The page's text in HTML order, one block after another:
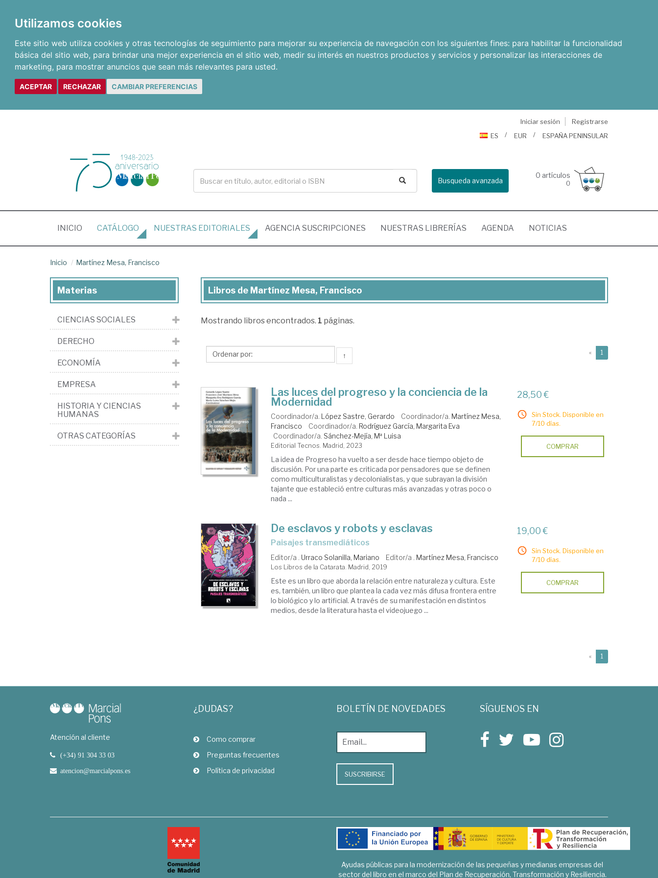
Utilizamos cookies
Este sitio web utiliza cookies y otras tecnologías de seguimiento para mejorar su experiencia de navegación con los siguientes fines: para habilitar la funcionalidad
básica del sitio web, para brindar una mejor experiencia en el sitio web, medir su interés en nuestros productos y servicios y personalizar las interacciones de
marketing, para mostrar anuncios que sean más relevantes para usted.
ACEPTAR RECHAZAR CAMBIAR PREFERENCIAS
Iniciar sesión
Registrarse
ES
EUR ESPAÑA PENINSULAR
Busqueda avanzada
0 artículos
0
INICIO (CURRENT)
CATÁLOGO NUESTRAS EDITORIALES AGENCIA SUSCRIPCIONES NUESTRAS LIBRERÍAS AGENDA NOTICIAS
Inicio Martínez Mesa, Francisco
Libros
Martínez
Francisco
Libros de Martínez Mesa, Francisco
Mostrando libros encontrados. 1 páginas.
↑ « 1
Las luces del progreso y la conciencia de la
Modernidad
Coordinador/a. López Sastre, Gerardo Coordinador/a. Martínez Mesa,
Francisco
Coordinador/a. Rodríguez García, Margarita Eva
Coordinador/a. Sánchez-Mejía, Mª Luisa
Editorial Tecnos. Madrid, 2023
La idea de Progreso ha vuelto a ser desde hace tiempo objeto de
discusión. Por una parte es criticada por pensadores que se definen
como multiculturalistas y decolonialistas, y que subrayan la división
tajante que estableció entre culturas más avanzadas y otras poco o
nada ...
28,50 €
Sin Stock. Disponible en
7/10 días.
COMPRAR
De esclavos y robots y esclavas
paisajes transmediáticos
Editor/a . Urraco Solanilla, Mariano Editor/a . Martínez Mesa, Francisco
Los Libros de la Catarata. Madrid, 2019
Este es un libro que aborda la relación entre naturaleza y cultura. Este
es, también, un libro que plantea la cada vez más difusa frontera entre
lo biológico y lo artificial. A través de su manifestación en distintos
medios, desde la literatura hasta el videojuego ...
19,00 €
Sin Stock. Disponible en
7/10 días.
COMPRAR
« 1
Materias
CIENCIAS SOCIALES
DERECHO
ECONOMÍA
EMPRESA
HISTORIA Y CIENCIAS
HUMANAS
OTRAS CATEGORÍAS
Atención al cliente
(+34) 91 304 33 03
atencion@marcialpons.es
¿DUDAS?
Como comprar
Preguntas frecuentes
Política de privacidad
BOLETÍN DE NOVEDADES
SUSCRIBIRSE
SÍGUENOS EN
Ayudas públicas para la modernización de las pequeñas y medianas empresas del
sector del libro en el marco del Plan de Recuperación, Transformación y Resiliencia.